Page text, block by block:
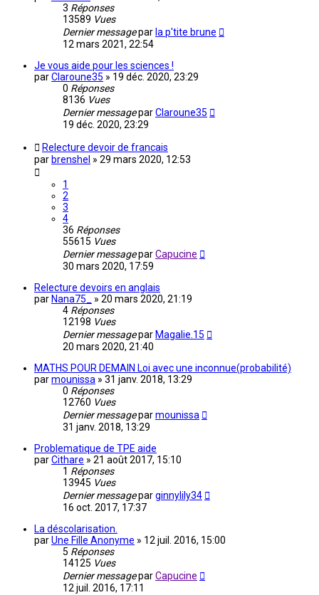
3 Réponses
13589 Vues
Dernier messagepar la p'tite brune
12 mars 2021, 22:54
Je vous aide pour les sciences !
parClaroune35 » 19 déc. 2020, 23:29
0 Réponses
8136 Vues
Dernier messageparClaroune35
19 déc. 2020, 23:29
Relecture devoir de francais
par brenshel » 29 mars 2020, 12:53
1
2
3
4
36 Réponses
55615 Vues
Dernier messageparCapucine
30 mars 2020, 17:59
Relecture devoirs en anglais
par Nana75_ » 20 mars 2020, 21:19
4 Réponses
12198 Vues
Dernier messagepar Magalie.15
20 mars 2020, 21:40
MATHS POUR DEMAIN Loi avec une inconnue(probabilité)
parmounissa » 31 janv. 2018, 13:29
0 Réponses
12760 Vues
Dernier messageparmounissa
31 janv. 2018, 13:29
Problematique de TPE aide
parCithare » 21 août 2017, 15:10
1 Réponses
13945 Vues
Dernier messageparginnylily34
16 oct. 2017, 17:37
La déscolarisation.
parUne Fille Anonyme » 12 juil. 2016, 15:00
5 Réponses
14125 Vues
Dernier messageparCapucine
12 juil. 2016, 17:11